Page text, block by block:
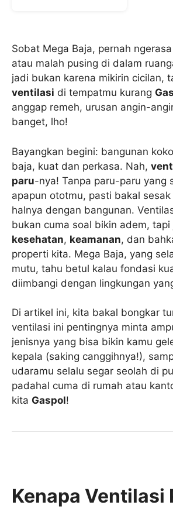
Sobat Mega Baja, pernah
atau malah pusing di dalam
jadi bukan karena mikirin cicilan,
ventilasi di tempatmu kurang
anggap remeh, urusan angin-
banget, lho!
Bayangkan begini: bangunan
baja, kuat dan perkasa. Nah,
paru-nya! Tanpa paru-paru yang
apapun ototmu, pasti bakal sesak
halnya dengan bangunan.
bukan cuma soal bikin adem, tapi
kesehatan, keamanan, dan
properti kita. Mega Baja, yang
mutu, tahu betul kalau fondasi
diimbangi dengan lingkungan
Di artikel ini, kita bakal bongkar
ventilasi ini pentingnya minta
jenisnya yang bisa bikin kamu
kepala (saking canggihnya!),
udaramu selalu segar seolah di
padahal cuma di rumah atau
kita Gaspol!
Kenapa Ventilasi